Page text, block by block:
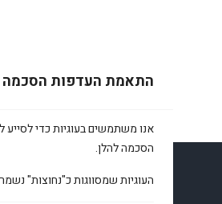
התאמת העדפות הסכמה
אנו משתמשים בעוגיות כדי לסייע
הסכמה להלן.
העוגיות שמסווגות כ"נחוצות"